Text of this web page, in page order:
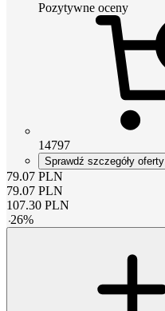
Pozytywne oceny
14797
Sprawdź szczegóły oferty
79.07 PLN
79.07 PLN
107.30 PLN
-26%